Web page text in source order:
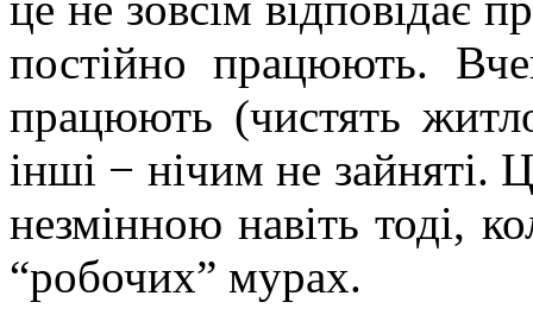
постійно працюють.
працюють (чистять
інші − нічим не зайняті.
незмінною навіть тоді,
“робочих” мурах.